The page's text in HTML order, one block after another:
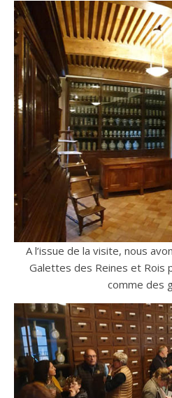
A l’issue de la visite, nous
Galettes des Reines et Rois
comme des